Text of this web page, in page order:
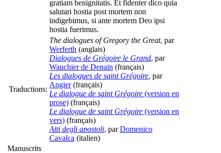
gratiam benignitatis. Et fidenter dico quia
salutari hostia post mortem non
indigebimus, si ante mortem Deo ipsi
hostia fuerimus.
Traductions:
The dialogues of Gregory the Great, par
Werferth (anglais)
Dialogues de Grégoire le Grand, par
Wauchier de Denain (français)
Les dialogues de saint Grégoire, par
Angier(français)
Le dialogue de saint Grégoire (version en
prose) (français)
Le dialogue de saint Grégoire (version en
vers) (français)
Atti degli apostoli, parDomenico
Cavalca (italien)
Manuscrits